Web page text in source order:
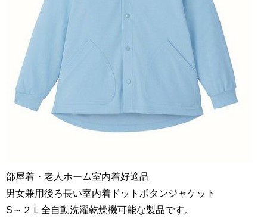
部屋着・老人ホーム室内着好適品
男女兼用後ろ長い室内着ドットボタンジャケット
S～２Ｌ全自動洗濯乾燥機可能な製品です。